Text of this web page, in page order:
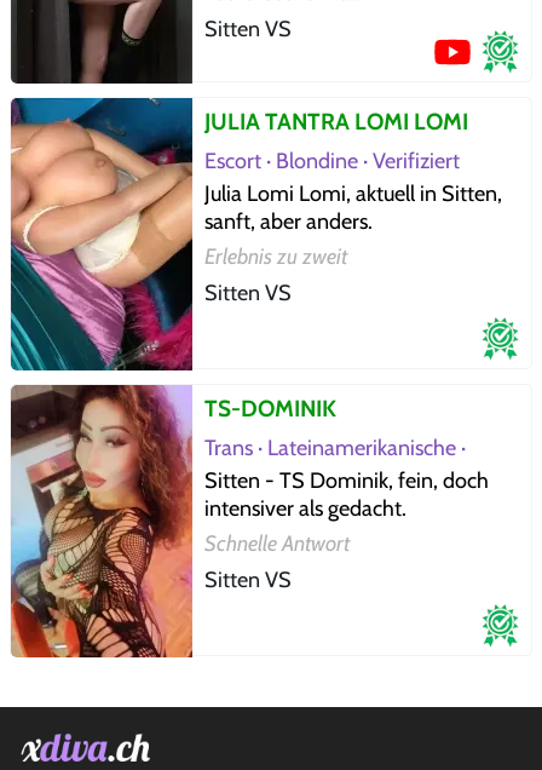
Sitten VS
JULIA TANTRA LOMI LOMI
Escort · Blondine · Verifiziert
Julia Lomi Lomi, aktuell in Sitten,
sanft, aber anders.
Erlebnis zu zweit
Sitten VS
TS-DOMINIK
Trans · Lateinamerikanische ·
Verifiziert
Sitten - TS Dominik, fein, doch
intensiver als gedacht.
Schnelle Antwort
Sitten VS